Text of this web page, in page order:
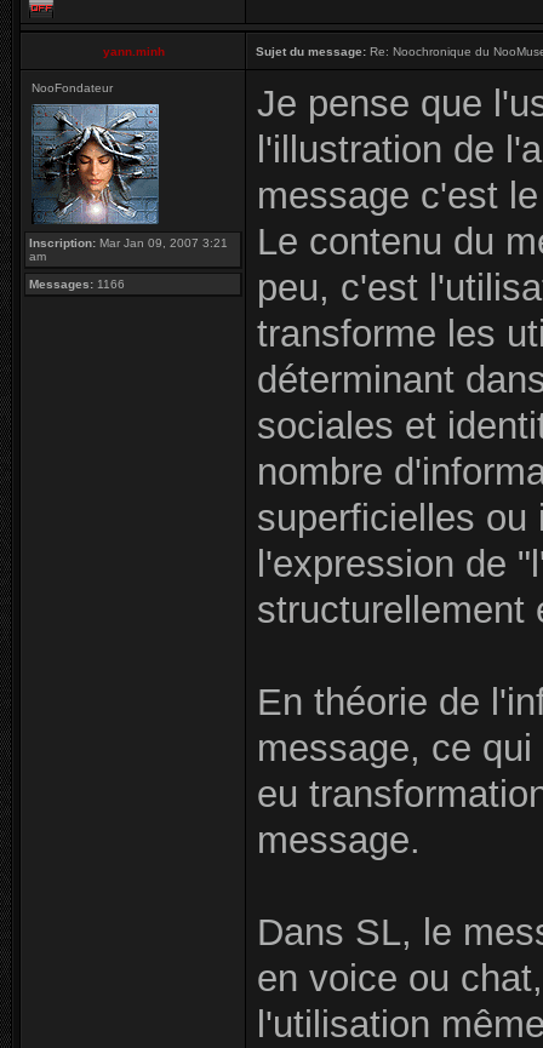
yann.minh Sujet du message: Re: Noochronique du
NooFondateur
Inscription: Mar Jan 09, 2007 3:21
am
Messages: 1166
Je pense que
l'illustration de
message c'est
Le contenu du
peu, c'est
transforme les
déterminant
sociales et
nombre
superficielles ou
l'expression de
structurellement
En théorie de
message, ce
eu
message.
Dans SL, le
en voice ou
l'utilisation